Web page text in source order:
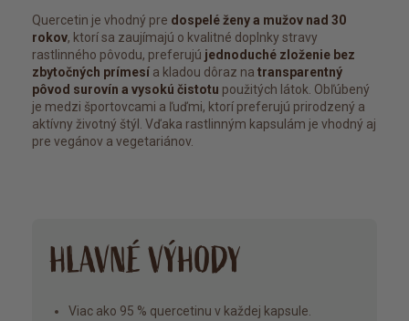
Quercetin je vhodný pre dospelé ženy a mužov nad 30
rokov, ktorí sa zaujímajú o kvalitné doplnky stravy
rastlinného pôvodu, preferujú jednoduché zloženie bez
zbytočných prímesí a kladou dôraz na transparentný
pôvod surovín a vysokú čistotu použitých látok. Obľúbený
je medzi športovcami a ľuďmi, ktorí preferujú prirodzený a
aktívny životný štýl. Vďaka rastlinným kapsulám je vhodný aj
pre vegánov a vegetariánov.
HLAVNÉ VÝHODY
Viac ako 95 % quercetinu v každej kapsule.